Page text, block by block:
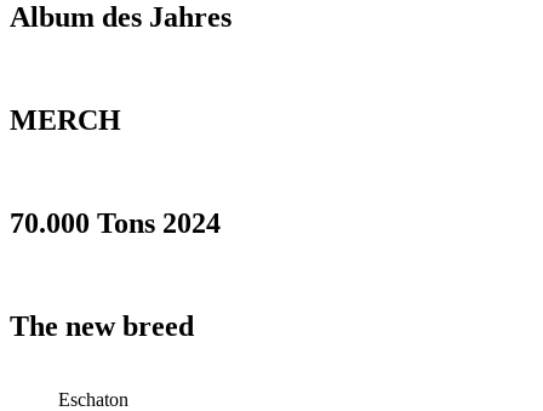
Album des Jahres
MERCH
70.000 Tons 2024
The new breed
Eschaton